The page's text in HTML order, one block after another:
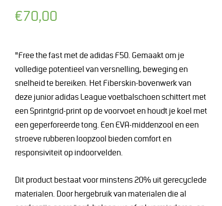
Normale
€70,00
"Free the fast met de adidas F50. Gemaakt om je
volledige potentieel van versnelling, beweging en
snelheid te bereiken. Het Fiberskin-bovenwerk van
deze junior adidas League voetbalschoen schittert met
een Sprintgrid-print op de voorvoet en houdt je koel met
een geperforeerde tong. Een EVA-middenzool en een
stroeve rubberen loopzool bieden comfort en
responsiviteit op indoorvelden.
Dit product bestaat voor minstens 20% uit gerecyclede
materialen. Door hergebruik van materialen die al